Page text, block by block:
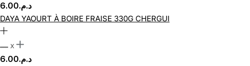
د.م.6.00
DAYA YAOURT À BOIRE FRAISE 330G CHERGUI
x
د.م.6.00